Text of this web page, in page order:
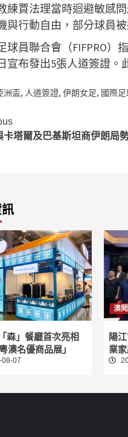
練賈法理當時迴避敏感
與行動自由，部分球員
球員聯合會（FIFPRO）
宣布發出5張人道簽證。
洲盃, 人道簽證, 伊朗女足, 國際
卡塔爾及巴基斯坦商伊朗局
森」餐廳首次亮相
澳名優商品展」
07
澳聞
陽
業